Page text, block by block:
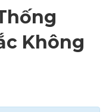
Không